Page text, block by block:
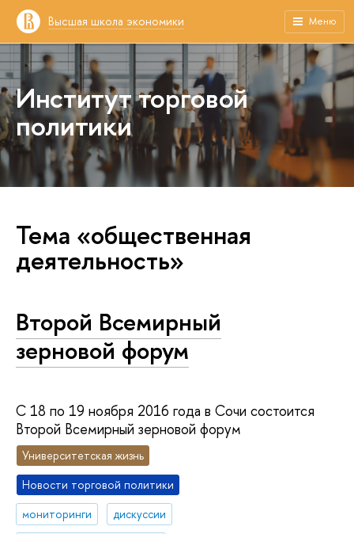
Высшая школа экономики Меню
Институт торговой
политики
Тема «общественная
деятельность»
Второй Всемирный
зерновой форум
С 18 по 19 ноября 2016 года в Сочи состоится
Второй Всемирный зерновой форум
Университетская жизнь
Новости торговой политики
мониторинги
дискуссии